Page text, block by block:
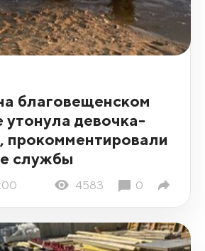
благовещенском
утонула девочка-
прокомментировали
службы
4583 0